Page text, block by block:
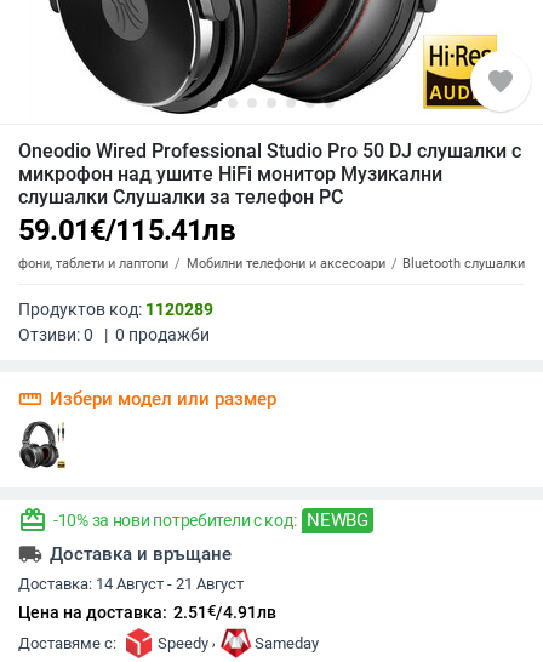
favorite
Oneodio Wired Professional Studio Pro 50 DJ слушалки с
микрофон над ушите HiFi монитор Музикални
слушалки Слушалки за телефон PC
59.01€/115.41лв
таблети и лаптопи Мобилни телефони и аксесоари Bluetooth слушалки
Продуктов код: 1120289
Отзиви:0 | 0 продажби
straighten Избери модел или размер
redeem -10% за нови потребители с код: NEWBG
local_shipping Доставка и връщане
Доставка: 14 Август - 21 Август
Цена на доставка: 2.51€/4.91лв
Доставяме с: Speedy ,
Sameday